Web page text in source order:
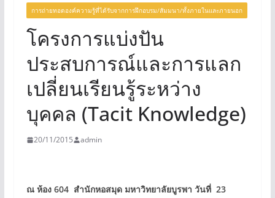
การถ่ายทอดองค์ความรู้ที่ได้รับจากการฝึกอบรม/สัมมนา/ทั้งภายในและภายนอก
โครงการแบ่งปัน
ประสบการณ์และการแลก
เปลี่ยนเรียนรู้ระหว่าง
บุคคล (Tacit Knowledge)
20/11/2015 admin
ณ ห้อง 604 สำนักหอสมุด มหาวิทยาลัยบูรพา วันที่ 23